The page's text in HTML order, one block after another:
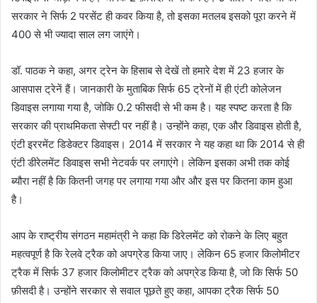
सरकार ने सिर्फ 2 परसेंट ही कवर किया है, तो इसका मतलब इसको पूरा करने में
400 से भी ज्यादा साल लग जाएंगे।
डॉ. पाठक ने कहा, अगर ट्रेन के हिसाब से देखें तो हमारे देश में 23 हजार के
आसपास ट्रेनें हैं। जानकारी के मुताबिक सिर्फ 65 ट्रेनों में ही एंटी कोलेजन
डिवाइस लगाया गया है, जोकि 0.2 फीसदी से भी कम है। यह स्पष्ट करता है कि
सरकार की प्राथमिकता सेफ्टी पर नहीं है। उन्होंने कहा, एक और डिवाइस होती है,
एंटी इररमेंट डिडेक्टर डिवाइस। 2014 में सरकार ने यह कहा था कि 2014 से ही
एंटी डीरेलमेंट डिवाइस सभी नेटवर्क पर लगाएंगे। लेकिन इसका अभी तक कोई
ब्यौरा नहीं है कि कितनी जगह पर लगाया गया और और इस पर कितना काम हुआ
है।
आप के राष्ट्रीय संगठन महामंत्री ने कहा कि डिरेलमेंट को रोकने के लिए बहुत
महत्वपूर्ण है कि रेलवे ट्रैक को अपग्रेड किया जाए। लेकिन 65 हजार किलोमीटर
ट्रैक में सिर्फ 37 हजार किलोमीटर ट्रैक को अपग्रेड किया है, जो कि सिर्फ 50
फ़ीसदी है। उन्होंने सरकार से सवाल पूछते हुए कहा, आपका ट्रैक सिर्फ 50